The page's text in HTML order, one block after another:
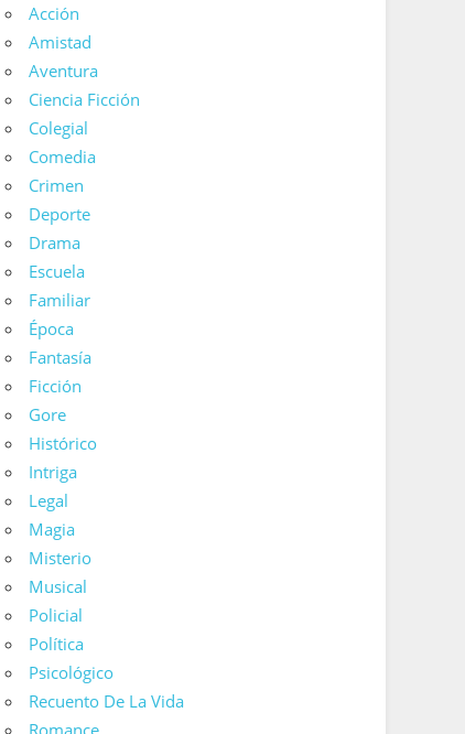
Acción
Amistad
Aventura
Ciencia Ficción
Colegial
Comedia
Crimen
Deporte
Drama
Escuela
Familiar
Época
Fantasía
Ficción
Gore
Histórico
Intriga
Legal
Magia
Misterio
Musical
Policial
Política
Psicológico
Recuento De La Vida
Romance